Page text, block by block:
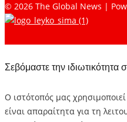
© 2026 The Global News |
Σεβόμαστε την ιδιωτικότητα
Ο ιστότοπός μας
είναι απαραίτητα για τη